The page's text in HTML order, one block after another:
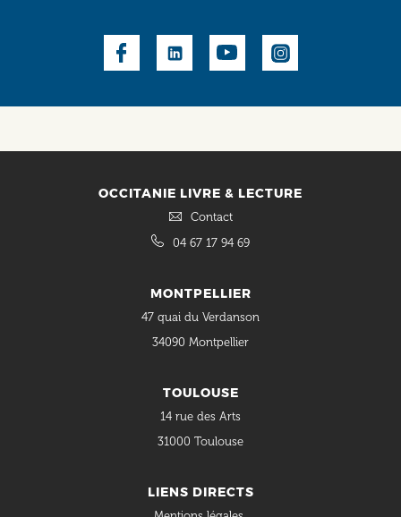
OCCITANIE LIVRE & LECTURE
Contact
04 67 17 94 69
MONTPELLIER
47 quai du Verdanson
34090 Montpellier
TOULOUSE
14 rue des Arts
31000 Toulouse
LIENS DIRECTS